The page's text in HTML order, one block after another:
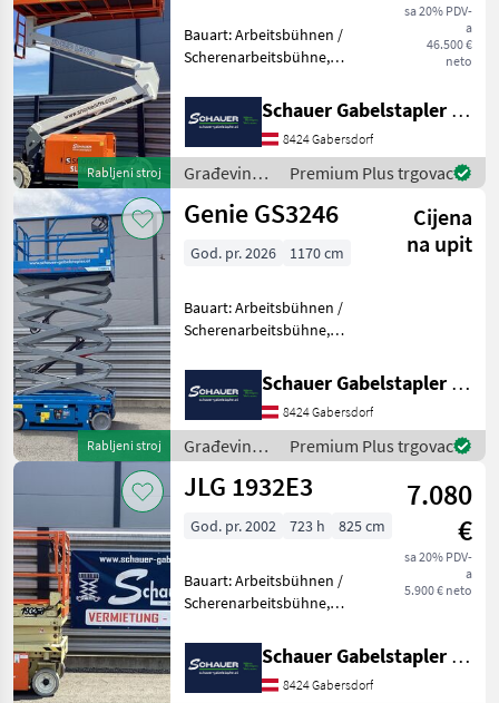
Rabljeni stroj
sa 20% PDV-
a
46.500 €
neto
Bauart: Arbeitsbühnen /
Scherenarbeitsbühne,
8000mm, Bauhöhe:
2600mm, Batterie: Starter
12V , Sonderausstattung: CE
Zertifikat, Edelstahl
Schauer Gabelstapler GmbH
8424 Gabersdorf
Građevinski
strojevi /
Snorkel
Premium Plus trgovac
Rabljeni stroj
Genie GS3246
Cijena
na upit
God. pr. 2026 1170 cm
Bauart: Arbeitsbühnen /
Scherenarbeitsbühne,
9600mm, Bauhöhe:
2530mm, Batterie: Trojan 6V
228Ah Zustand: Neu,
Bereifung vorne: Vollgummi
E
Schauer Gabelstapler GmbH
8424 Gabersdorf
Građevinski
strojevi /
Genie
Premium Plus trgovac
JLG 1932E3
7.080
€
sa 20% PDV-
a
5.900 € neto
God. pr. 2002 723 h 825 cm
Bauart: Arbeitsbühnen /
Scherenarbeitsbühne,
5800mm, Bauhöhe:
2135mm, Batterie: Trojan
PzS 24V Zustand: Neu,
Schauer Gabelstapler GmbH
8424 Gabersdorf